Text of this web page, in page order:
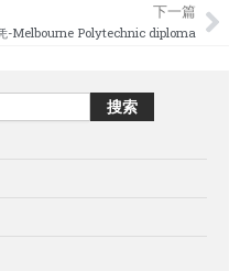
下一篇
-Melbourne Polytechnic diploma
搜索